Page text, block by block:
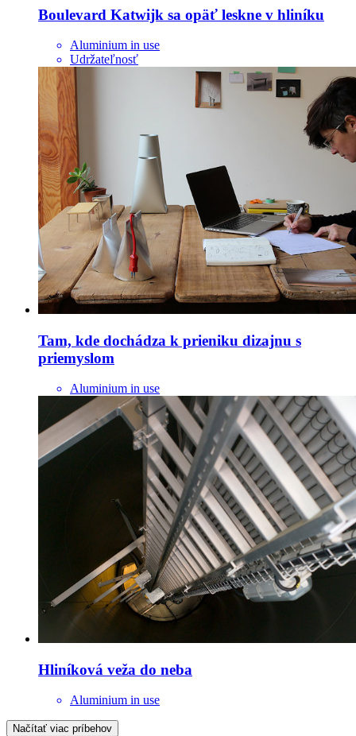
Boulevard Katwijk sa opäť leskne v hliníku
Aluminium in use
Udržateľnosť
Tam, kde dochádza k prieniku dizajnu s
priemyslom
Aluminium in use
Hliníková veža do neba
Aluminium in use
Načítať viac príbehov